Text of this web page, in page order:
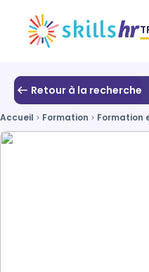
Retour à la recherche
Accueil Formation Formation